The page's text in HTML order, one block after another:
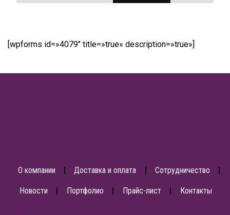
[wpforms id=»4079″ title=»true» description=»true»]
О компании Доставка и оплата Сотрудничество
Новости Портфолио Прайс-лист Контакты